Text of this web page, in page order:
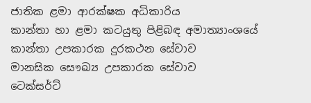
ජාතික ළමා ආරක්ෂක අධිකාරිය
කාන්තා හා ළමා කටයුතු පිළිබඳ අමාත්‍යාංශයේ
කාන්තා උපකාරක දුරකථන සේවාව
මානසික සෞඛ්‍ය උපකාරක සේවාව
ටෙක්සර්ට්